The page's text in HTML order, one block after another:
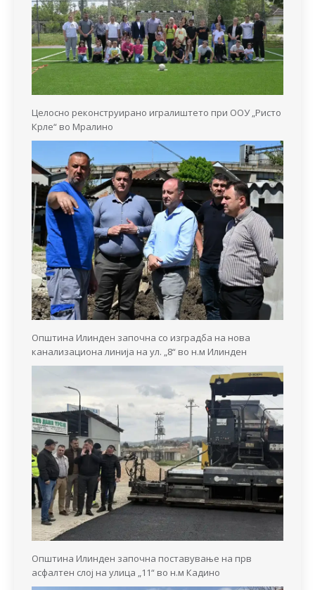
Целосно реконструирано игралиштето при ООУ „Ристо
Крле“ во Мралино
Општина Илинден започна со изградба на нова
канализациона линија на ул. „8“ во н.м Илинден
Општина Илинден започна поставување на прв
асфалтен слој на улица „11“ во н.м Кадино